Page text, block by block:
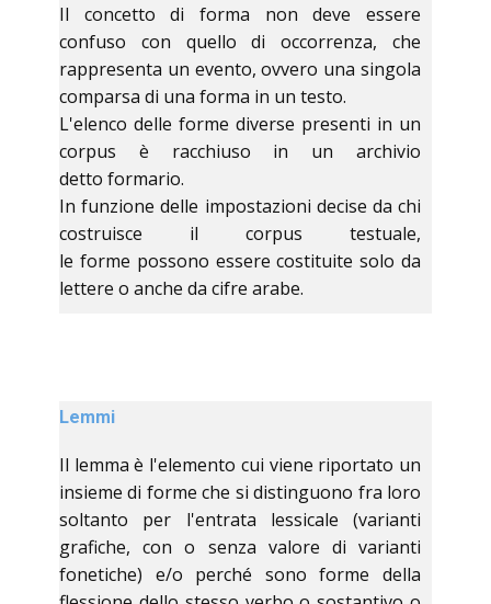
Il concetto di forma non deve essere
confuso con quello di occorrenza, che
rappresenta un evento, ovvero una singola
comparsa di una forma in un testo.
L'elenco delle forme diverse presenti in un
corpus è racchiuso in un archivio
detto formario.
In funzione delle impostazioni decise da chi
costruisce il corpus testuale,
le forme possono essere costituite solo da
lettere o anche da cifre arabe.
Lemmi
Il lemma è l'elemento cui viene riportato un
insieme di forme che si distinguono fra loro
soltanto per l'entrata lessicale (varianti
grafiche, con o senza valore di varianti
fonetiche) e/o perché sono forme della